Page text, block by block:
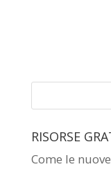
RISORSE
Come le